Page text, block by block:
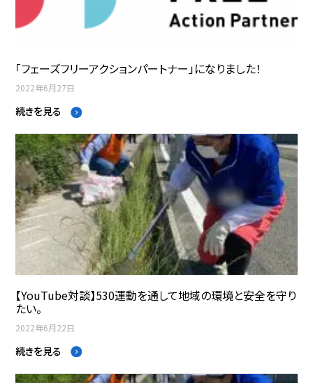
「フェーズフリーアクションパートナー」になりました！
2022年6月27日
続きを見る
【YouTube対談】530運動を通して地域の環境と安全を守り
たい。
2022年6月22日
続きを見る